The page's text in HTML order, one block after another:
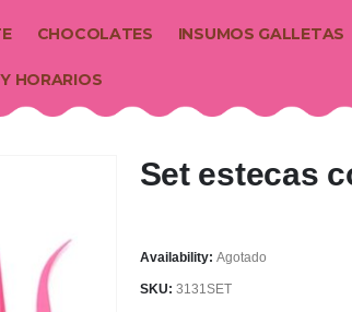
CHOCOLATES INSUMOS GALLETAS
HORARIOS
Set estecas
Availability: Agotado
SKU: 3131SET